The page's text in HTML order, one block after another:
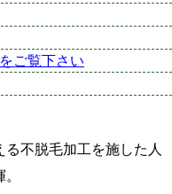
ご覧下さい
不脱毛加工を施した人